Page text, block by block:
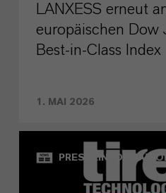
LANXESS erneut
europäischen Dow
Best‑in‑Class Index
1. MAI 2026